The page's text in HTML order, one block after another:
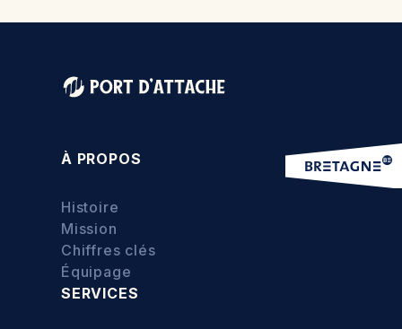
À PROPOS
Histoire
Mission
Chiffres clés
Équipage
SERVICES